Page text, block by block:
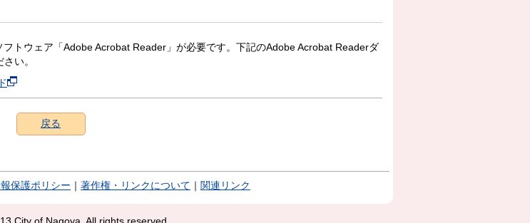
トウェア「Adobe Acrobat Reader」が必要です。下記のAdobe Acrobat Readerダ
い。
戻る
保護ポリシー 著作権・リンクについて 関連リンク